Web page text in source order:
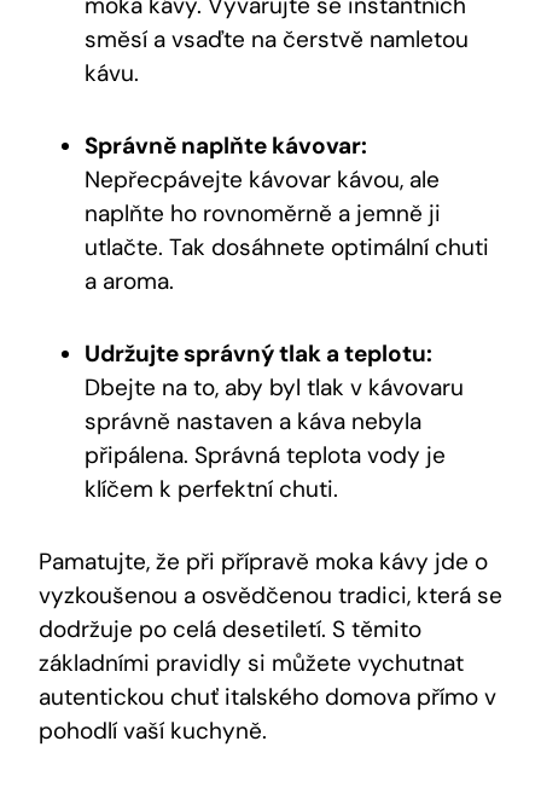
směsí a vsaďte na čerstvě namletou
kávu.
Správně naplňte kávovar:
Nepřecpávejte kávovar kávou, ale
naplňte ho rovnoměrně a jemně ji
utlačte. Tak dosáhnete optimální chuti
a aroma.
Udržujte správný tlak a teplotu:
Dbejte na to, aby byl tlak v kávovaru
správně nastaven a káva nebyla
připálena. Správná teplota vody je
klíčem k perfektní chuti.
Pamatujte, že při přípravě moka kávy jde o
vyzkoušenou a osvědčenou tradici, která se
dodržuje po celá desetiletí. S těmito
základními pravidly si můžete vychutnat
autentickou chuť italského domova přímo v
pohodlí vaší kuchyně.